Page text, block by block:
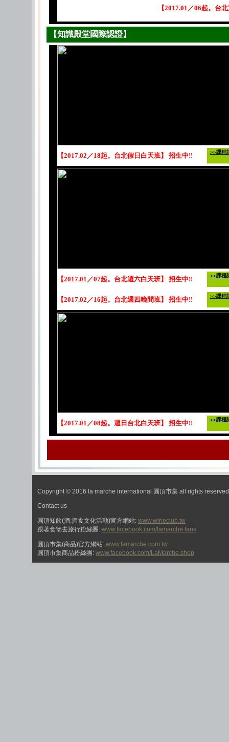
【2017.01／06起。台
【知識殿堂國際認證】
【2017.02／18起。台北假日白天班】 招生中!! >>課程
【2017.01／07起。台北週六白天班】 招生中!! >>課程
【2017.02／16起。台北週四晚間班】 招生中!! >>課程
【2017.01／08起。週日台北白天班】 招生中!! >>課程
Copyright © 2016 la marche international 圓頂市集 all rights
Contact us
圓頂知飲(酒.酒食文化活動)官方網站: www.wineclub.tw
跟著食物去旅行粉絲團: www.facebook.com/lamarche.fans
圓頂市集(商品)官方網站: www.lamarche.com.tw
圓頂市集商品粉絲團: www.facebook.com/LaMarche.shop